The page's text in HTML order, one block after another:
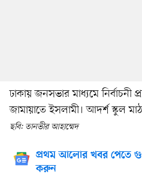
ঢাকায় জনসভার মাধ্যমে নির্বাচনী
জামায়াতে ইসলামী। আদর্শ স্কুল
ছবি: তানভীর আহাম্মেদ
প্রথম আলোর খবর পেতে
করুন